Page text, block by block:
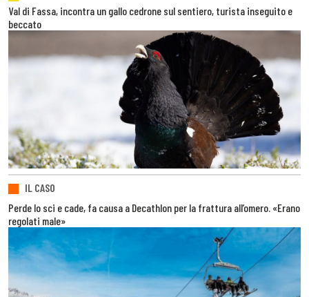
Val di Fassa, incontra un gallo cedrone sul sentiero, turista inseguito e
beccato
IL CASO
Perde lo sci e cade, fa causa a Decathlon per la frattura all’omero. «Erano
regolati male»